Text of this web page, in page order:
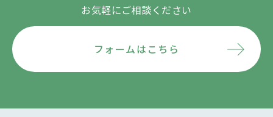
お気軽にご相談ください
フォームはこちら